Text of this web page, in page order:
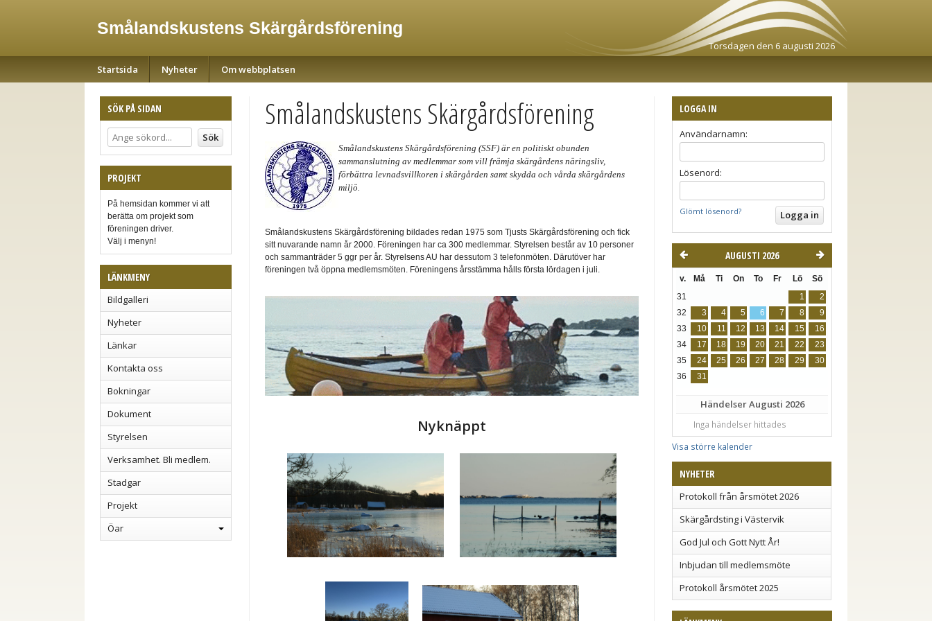
Smålandskustens Skärgårdsförening
Torsdagen den 6 augusti 2026
Startsida
Nyheter Om webbplatsen
SÖK PÅ SIDAN
PROJEKT
På hemsidan kommer vi att
berätta om projekt som
föreningen driver.
Välj i menyn!
LÄNKMENY
Bildgalleri
Nyheter
Länkar
Kontakta oss
Bokningar
Dokument
Styrelsen
Verksamhet. Bli medlem.
Stadgar
Projekt
Öar
LOGGA IN
Användarnamn:
Lösenord:
Glömt lösenord?
AUGUSTI 2026
v. Må Ti On To Fr Lö Sö
31 1
2
32
3 4 5 6 7 8
9
33
10 11 12 13 14 15
16
34
17 18 19 20 21 22
23
35
24 25 26 27 28 29
30
36
31
HändelserAugusti 2026
Inga händelser hittades
Visa större kalender
NYHETER
Protokoll från årsmötet 2026
Skärgårdsting i Västervik
God Jul och Gott Nytt År!
Inbjudan till medlemsmöte
Protokoll årsmötet 2025
Smålandskustens Skärgårdsförening
Smålandskustens Skärgårdsförening (SSF) är en politiskt obunden
sammanslutning av medlemmar som vill främja skärgårdens näringsliv,
förbättra levnadsvillkoren i skärgården samt skydda och vårda skärgårdens
miljö.
Smålandskustens Skärgårdsförening bildades redan 1975 som Tjusts Skärgårdsförening och fick
sitt nuvarande namn år 2000. Föreningen har ca 300 medlemmar. Styrelsen består av 10 personer
och sammanträder 5 ggr per år. Styrelsens AU har dessutom 3 telefonmöten. Därutöver har
föreningen två öppna medlemsmöten. Föreningens årsstämma hålls första lördagen i juli.
Nyknäppt